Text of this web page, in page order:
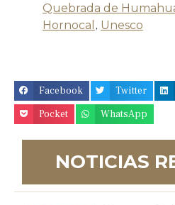
Quebrada de
Hornocal , Unesco
Facebook Twitter
Pocket
WhatsApp
NOTICIAS